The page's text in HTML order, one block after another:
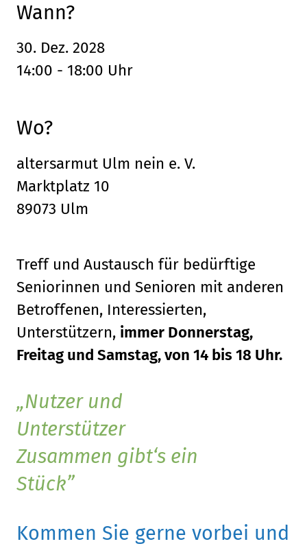
Wann?
30. Dez. 2028
14:00 - 18:00 Uhr
Wo?
altersarmut Ulm nein e. V.
Marktplatz 10
89073 Ulm
Treff und Austausch für bedürftige
Seniorinnen und Senioren mit anderen
Betroffenen, Interessierten,
Unterstützern, immer Donnerstag,
Freitag und Samstag, von 14 bis 18 Uhr.
Nutzer und
Unterstützer
Zusammen gibt‘s ein
Stück
Kommen Sie gerne vorbei und